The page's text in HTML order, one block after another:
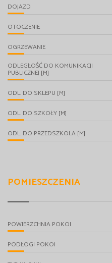
DOJAZD
OTOCZENIE
OGRZEWANIE
ODLEGŁOŚĆ DO KOMUNIKACJI
PUBLICZNEJ [M]
ODL. DO SKLEPU [M]
ODL. DO SZKOŁY [M]
ODL. DO PRZEDSZKOLA [M]
POMIESZCZENIA
POWIERZCHNIA POKOI
PODŁOGI POKOI